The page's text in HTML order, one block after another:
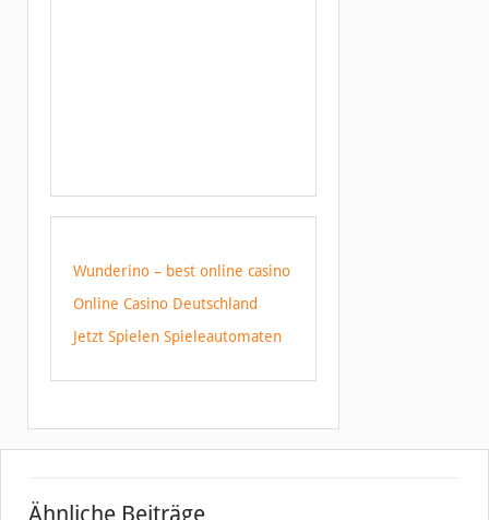
Wunderino – best online casino
Online Casino Deutschland
Jetzt Spielen Spieleautomaten
Ähnliche Beiträge